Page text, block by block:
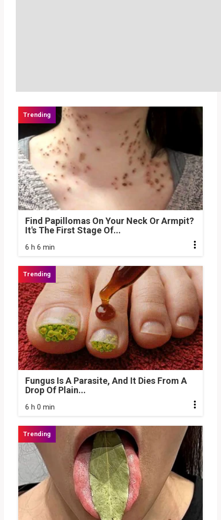
Find Papillomas On Your Neck Or Armpit?
It's The First Stage Of...
6 h 6 min
Fungus Is A Parasite, And It Dies From A
Drop Of Plain...
6 h 0 min